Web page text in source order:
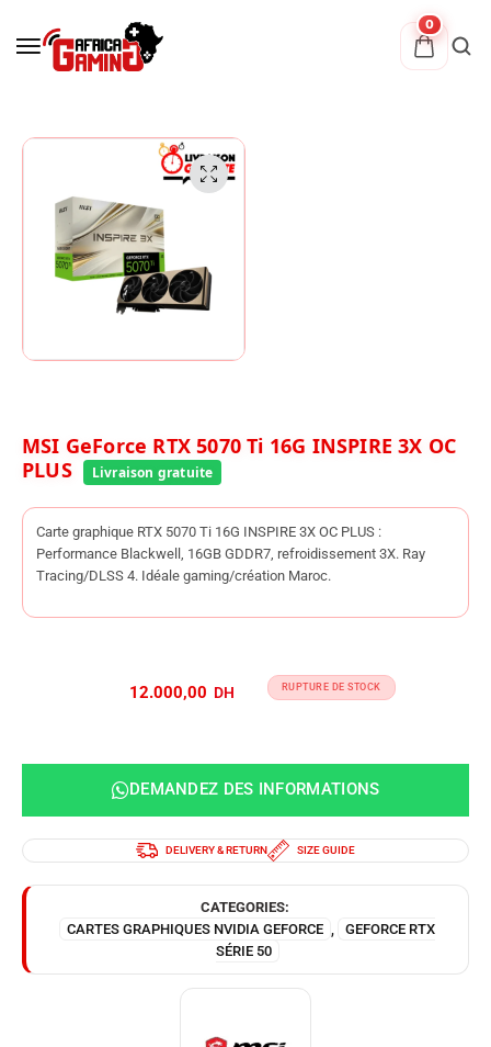
0
MSI GeForce RTX 5070 Ti 16G INSPIRE 3X OC
PLUS
Carte graphique RTX 5070 Ti 16G INSPIRE 3X OC PLUS :
Performance Blackwell, 16GB GDDR7, refroidissement 3X. Ray
Tracing/DLSS 4. Idéale gaming/création Maroc.
RUPTURE DE STOCK
DEMANDEZ DES INFORMATIONS
DELIVERY & RETURN SIZE GUIDE
CATEGORIES:
CARTES GRAPHIQUES NVIDIA GEFORCE
GEFORCE RTX
SÉRIE 50